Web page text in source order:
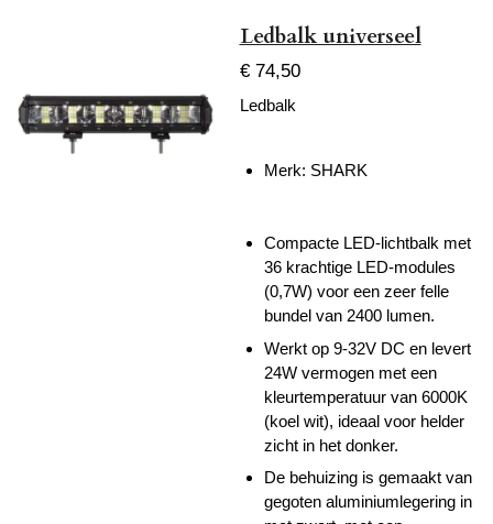
Ledbalk universeel
€ 74,50
Ledbalk
Merk: SHARK
Compacte LED-lichtbalk met
36 krachtige LED-modules
(0,7W) voor een zeer felle
bundel van 2400 lumen.
Werkt op 9-32V DC en levert
24W vermogen met een
kleurtemperatuur van 6000K
(koel wit), ideaal voor helder
zicht in het donker.
De behuizing is gemaakt van
gegoten aluminiumlegering in